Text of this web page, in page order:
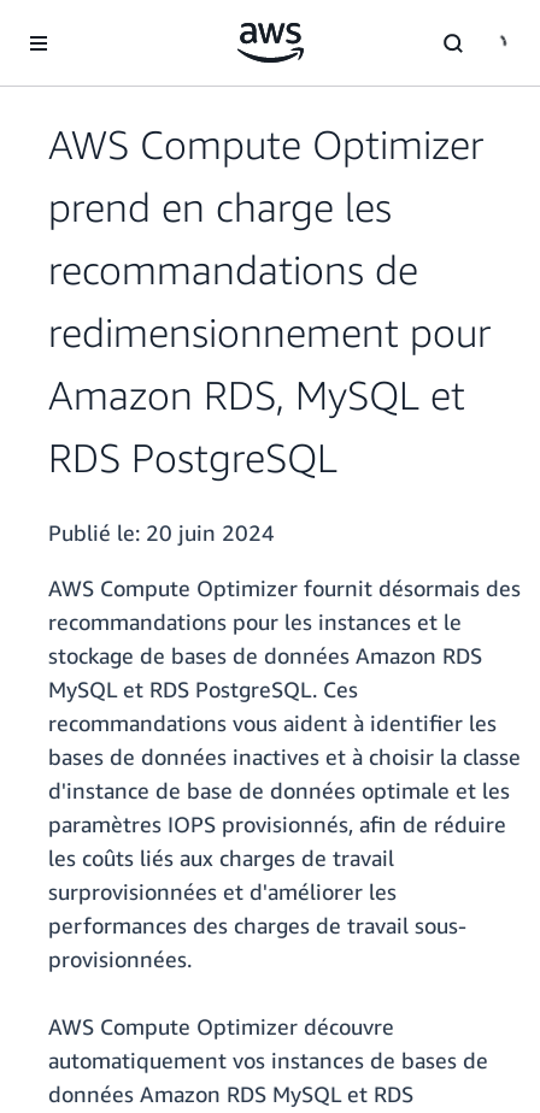
AWS Compute Optimizer
prend en charge les
recommandations de
redimensionnement pour
Amazon RDS, MySQL et
RDS PostgreSQL
Publié le: 20 juin 2024
AWS Compute Optimizer fournit désormais des
recommandations pour les instances et le
stockage de bases de données Amazon RDS
MySQL et RDS PostgreSQL. Ces
recommandations vous aident à identifier les
bases de données inactives et à choisir la classe
d'instance de base de données optimale et les
paramètres IOPS provisionnés, afin de réduire
les coûts liés aux charges de travail
surprovisionnées et d'améliorer les
performances des charges de travail sous-
provisionnées.
AWS Compute Optimizer découvre
automatiquement vos instances de bases de
données Amazon RDS MySQL et RDS